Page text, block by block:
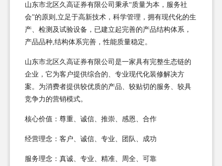
山东市北区久高证券有限公司秉承“质量为本，服务社
会”的原则,立足于高新技术，科学管理，拥有现代化的生
产、检测及试验设备，已建立起完善的产品结构体系，
产品品种,结构体系完善，性能质量稳定。
山东市北区久高证券有限公司是一家具有完整生态链的
企业，它为客户提供综合的、专业现代化装修解决方
案。为消费者提供较优质的产品、较贴切的服务、较具
竞争力的营销模式。
核心价值：尊重、诚信、推崇、感恩、合作
经营理念：客户、诚信、专业、团队、成功
服务理念：真诚、专业、精准、周全、可靠